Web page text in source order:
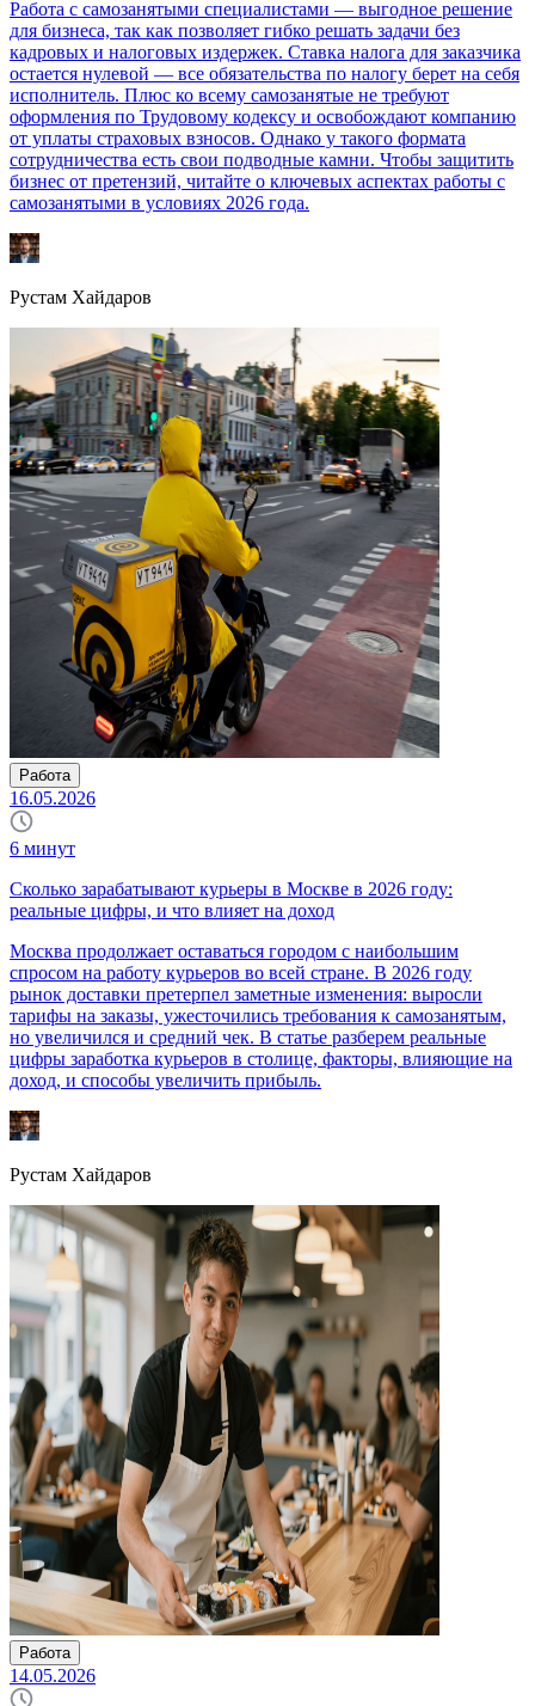
Работа с самозанятыми специалистами — выгодное решение
для бизнеса, так как позволяет гибко решать задачи без
кадровых и налоговых издержек. Ставка налога для заказчика
остается нулевой — все обязательства по налогу берет на себя
исполнитель. Плюс ко всему самозанятые не требуют
оформления по Трудовому кодексу и освобождают компанию
от уплаты страховых взносов. Однако у такого формата
сотрудничества есть свои подводные камни. Чтобы защитить
бизнес от претензий, читайте о ключевых аспектах работы с
самозанятыми в условиях 2026 года.
Рустам Хайдаров
Работа
16.05.2026
6 минут
Сколько зарабатывают курьеры в Москве в 2026 году:
реальные цифры, и что влияет на доход
Москва продолжает оставаться городом с наибольшим
спросом на работу курьеров во всей стране. В 2026 году
рынок доставки претерпел заметные изменения: выросли
тарифы на заказы, ужесточились требования к самозанятым,
но увеличился и средний чек. В статье разберем реальные
цифры заработка курьеров в столице, факторы, влияющие на
доход, и способы увеличить прибыль.
Рустам Хайдаров
Работа
14.05.2026